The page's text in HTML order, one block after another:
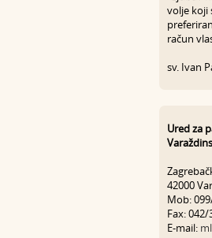
volje koji
račun
sv. Ivan
Ured za
42000
Mob:
Fax: 042/
E-mail: